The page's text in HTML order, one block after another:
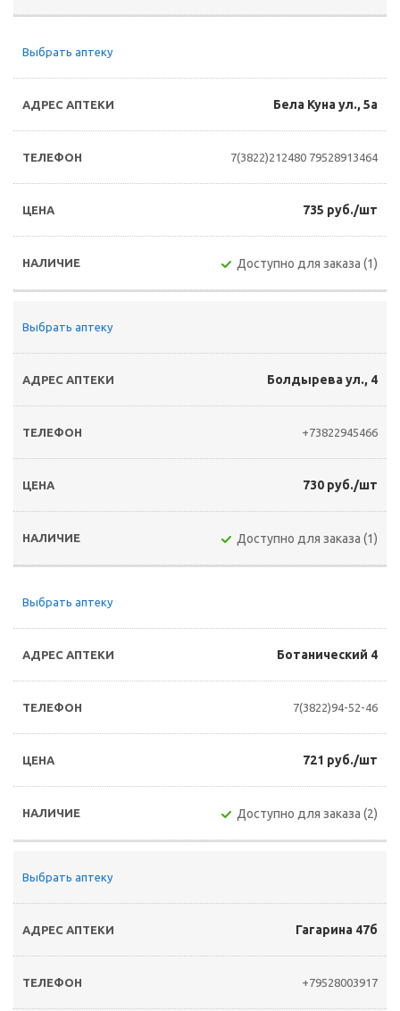
Выбрать аптеку
Бела Куна ул., 5а
7(3822)212480 79528913464
735 руб./шт
Доступно для заказа (1)
Выбрать аптеку
Болдырева ул., 4
+73822945466
730 руб./шт
Доступно для заказа (1)
Выбрать аптеку
Ботанический 4
7(3822)94-52-46
721 руб./шт
Доступно для заказа (2)
Выбрать аптеку
Гагарина 47б
+79528003917